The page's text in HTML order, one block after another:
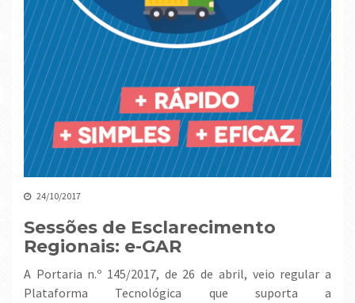
24/10/2017
Sessões de Esclarecimento
Regionais: e-GAR
A Portaria n.º 145/2017, de 26 de abril, veio regular a
Plataforma Tecnológica que suporta a